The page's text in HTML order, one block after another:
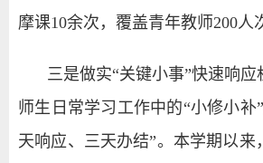
摩课10余次，覆盖青年教师200人
三是做实“关键小事”快速响
师生日常学习工作中的“小修小补
天响应、三天办结”。本学期以来